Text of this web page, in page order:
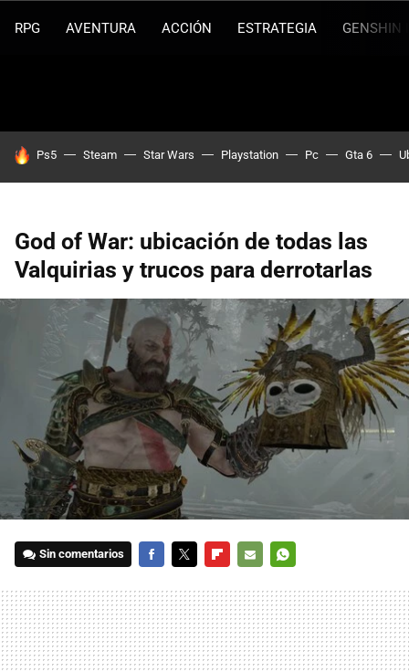
RPG AVENTURA ACCIÓN ESTRATEGIA GENSHIN
HOY SE HABLA DE
Ps5 Steam Star Wars Playstation Pc Gta 6
God of War: ubicación de todas las
Valquirias y trucos para derrotarlas
Sin comentarios
MAIL